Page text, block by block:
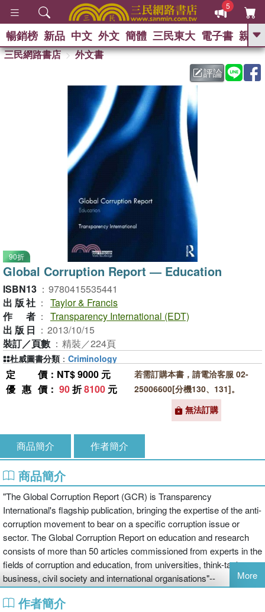
5
GO
暢銷榜 新品 中文 外文 簡體 三民東大 電子書 親子
三民網路書店
外文書
評論
90折
Global Corruption Report ― Education
ISBN13 ： 9780415535441
出版社 ： Taylor & Francis
作者 ： Transparency International (EDT)
出版日 ： 2013/10/15
裝訂／頁數 ： 精裝／224頁
定價 ：NT$ 9000 元
優惠價 ： 90折8100 元
若需訂購本書，請電洽客服 02-
25006600[分機130、131]。
無法訂購
杜威圖書分類 ： Criminology
商品簡介 作者簡介
商品簡介
"The Global Corruption Report (GCR) is Transparency
International's flagship publication, bringing the expertise of the anti-
corruption movement to bear on a specific corruption issue or
sector. The Global Corruption Report on education and research
consists of more than 50 articles commissioned from experts in the
fields of corruption and education, from universities, think-tanks,
business, civil society and international organisations"--
More
作者簡介